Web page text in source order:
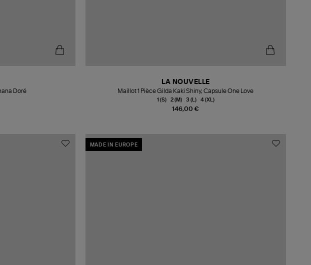
Doré
146,00 €
LA NOUVELLE
Maillot 1 Pièce Gilda Kaki Shiny, Capsule One Love
1 (S) 2 (M) 3 (L) 4 (XL)
MADE IN EUROPE